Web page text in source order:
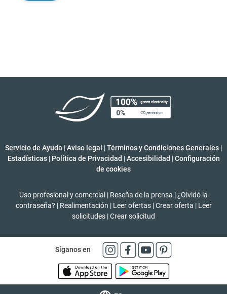
Servicio de Ayuda |Aviso legal |Términos y Condiciones Generales |
Estadísticas | Política de Privacidad | Accesibilidad | Configuración
de cookies
Uso profesional y comercial | Reseña de la prensa | ¿Olvidó la
contraseña? | Realimentación | Leer ofertas | Crear oferta | Leer
solicitudes |Crear solicitud
Síganos en